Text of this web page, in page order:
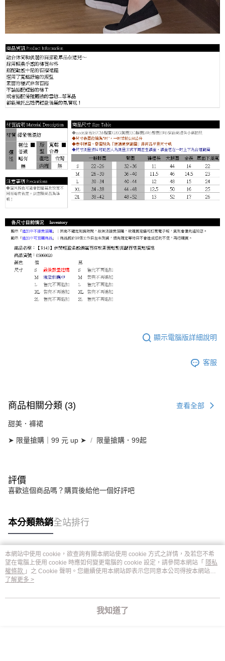
顯示電腦版詳細說明
客服
商品相關分類 (3) 查看全部
甜美．褲裙
➤ 限量搶購｜99 元 up ➤ 限量搶購．99起
評價
喜歡這個商品嗎？購買後給他一個好評吧
本分類熱銷全站排行
熱門標籤
本網站中使用 cookie，欲查詢有關本網站使用 cookie 方式之詳情，及若您不希
望在電腦上使用 cookie 時應如何變更電腦的 cookie 設定，請參閱本網站「 隱私
權條款 」之 Cookie 聲明。您繼續使用本網站即表示您同意本公司得按本網站使
用條款之 Cookie 聲明使用 cookie。
了解更多 >
我知道了